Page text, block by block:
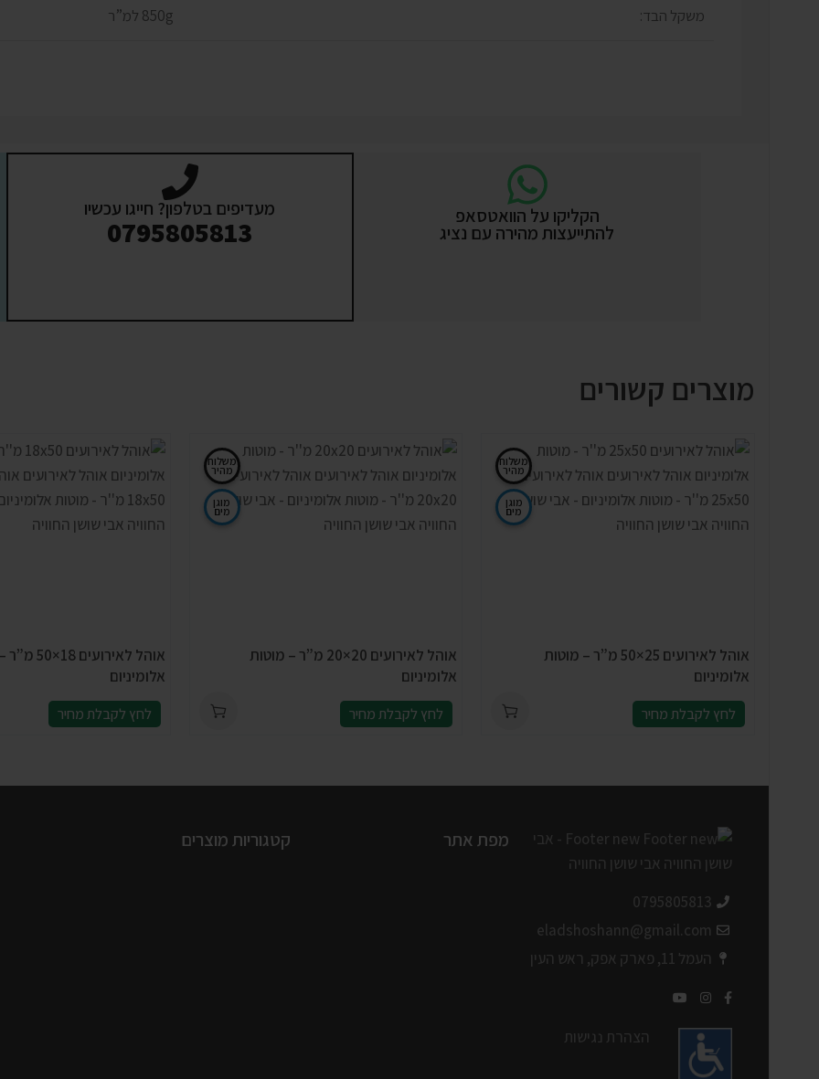
משקל הבד: 850g למ”ר
הקליקו על הוואטסאפ
להתייעצות מהירה עם נציג
מעדיפים בטלפון? חייגו עכשיו
0795805813
מוצרים קשורים
משלוח
מהיר
מוגן
מים
אוהל לאירועים 25×50 מ”ר – מוטות
אלומיניום
לחץ לקבלת מחיר
משלוח
מהיר
מוגן
מים
אוהל לאירועים 20×20 מ”ר – מוטות
אלומיניום
לחץ לקבלת מחיר
אוהל
אלומיניום
לחץ לקבלת מחיר
0795805813
eladshoshann@gmail.com
העמל 11, פארק אפק, ראש העין
הצהרת נגישות
מפת אתר קטגוריות מוצרים